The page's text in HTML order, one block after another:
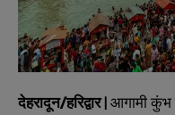
देहरादून/हरिद्वार|आगामी कुंभ